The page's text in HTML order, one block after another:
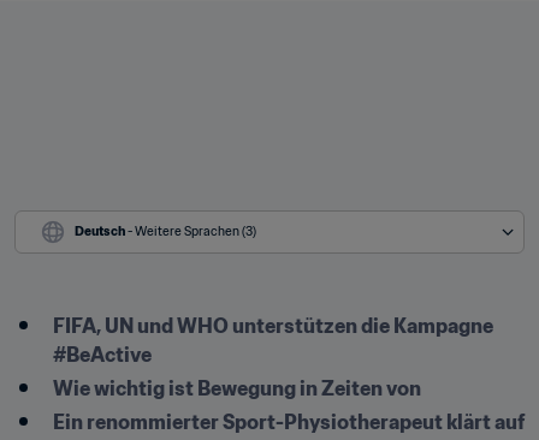
Deutsch - Weitere Sprachen (3)
FIFA, UN und WHO unterstützen die Kampagne
#BeActive
Wie wichtig ist Bewegung in Zeiten von
Ein renommierter Sport-Physiotherapeut klärt auf